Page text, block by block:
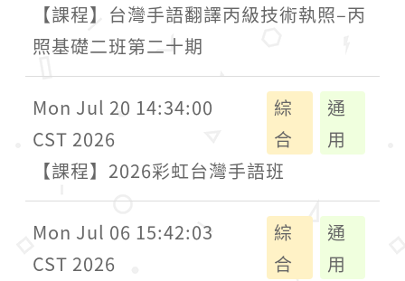
【課程】台灣手語翻譯丙級技術執照–丙
照基礎二班第二十期
Mon Jul 20 14:34:00
CST 2026
綜
合
通
用
【課程】2026彩虹台灣手語班
Mon Jul 06 15:42:03
CST 2026
綜
合
通
用